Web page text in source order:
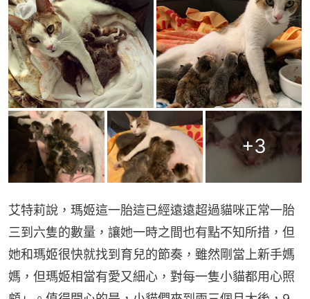
+3
艾特莉說，瑪姬這一胎這已經遠遠超過貓咪正常一胎
三到六隻的數量，讓她一時之間也有點不知所措，但
她和瑪姬很快就找到育兒的節奏，雖然剛當上新手媽
媽，但瑪姬相當有愛又細心，對每一隻小貓都用心照